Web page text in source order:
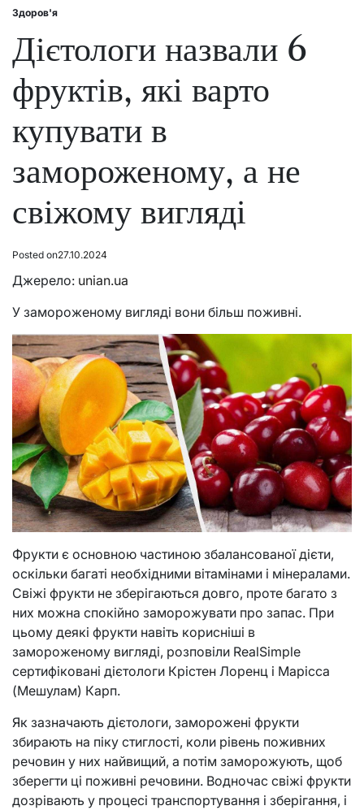
Posted
Здоров'я
Дієтологи назвали 6
фруктів, які варто
купувати в
замороженому, а не
свіжому вигляді
Posted on27.10.2024
Джерело: unian.ua
У замороженому вигляді вони більш поживні.
Фрукти є основною частиною збалансованої дієти,
оскільки багаті необхідними вітамінами і мінералами.
Свіжі фрукти не зберігаються довго, проте багато з
них можна спокійно заморожувати про запас. При
цьому деякі фрукти навіть корисніші в
замороженому вигляді, розповіли RealSimple
сертифіковані дієтологи Крістен Лоренц і Марісса
(Мешулам) Карп.
Як зазначають дієтологи, заморожені фрукти
збирають на піку стиглості, коли рівень поживних
речовин у них найвищий, а потім заморожують, щоб
зберегти ці поживні речовини. Водночас свіжі фрукти
дозрівають у процесі транспортування і зберігання, і